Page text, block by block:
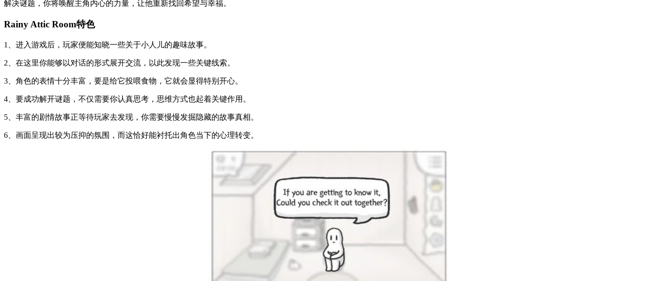
解决谜题，你将唤醒主角内心的力量，让他重新找回希望与幸福。
Rainy Attic Room特色
1、进入游戏后，玩家便能知晓一些关于小人儿的趣味故事。
2、在这里你能够以对话的形式展开交流，以此发现一些关键线索。
3、角色的表情十分丰富，要是给它投喂食物，它就会显得特别开心。
4、要成功解开谜题，不仅需要你认真思考，思维方式也起着关键作用。
5、丰富的剧情故事正等待玩家去发现，你需要慢慢发掘隐藏的故事真相。
6、画面呈现出较为压抑的氛围，而这恰好能衬托出角色当下的心理转变。